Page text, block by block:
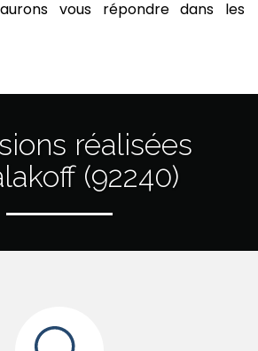
vous répondre dans les
réalisées
(92240)